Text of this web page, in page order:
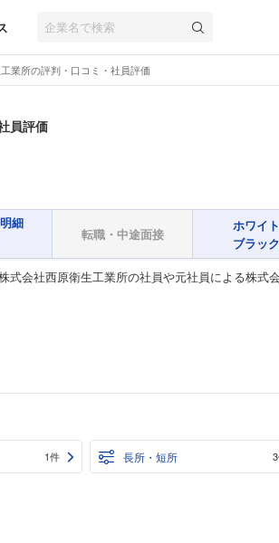
業所の評判・口コミ・社員評価
員評価
細
転職・中途面接
ホワイ
ブラッ
会社西原衛生工業所の社員や元社員による株
1件 長所・短所